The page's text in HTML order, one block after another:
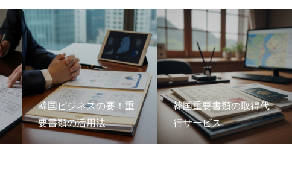
韓国ビジネスの要！重
要書類の活用法
韓国重要書類の取得代
行サービス